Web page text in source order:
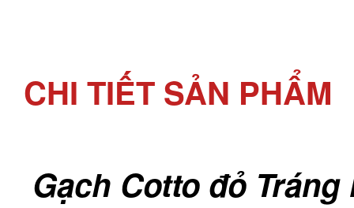
CHI TIẾT SẢN PHẨM
Gạch Cotto đỏ